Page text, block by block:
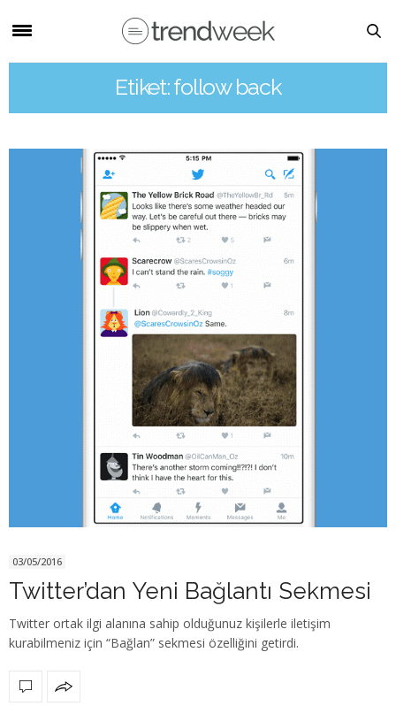
Etiket: follow back
03/05/2016
Twitter’dan Yeni Bağlantı Sekmesi
Twitter ortak ilgi alanına sahip olduğunuz kişilerle iletişim
kurabilmeniz için “Bağlan” sekmesi özelliğini getirdi.